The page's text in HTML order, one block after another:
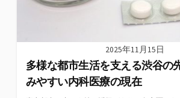
2025年11月15日
多様な都市生活を支える渋谷の
みやすい内科医療の現在